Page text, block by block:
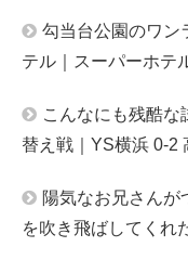
勾当台公園のワン
テル｜スーパーホテ
こんなにも残酷
替え戦｜YS横浜 0-2
陽気なお兄さんが
を吹き飛ばしてくれ